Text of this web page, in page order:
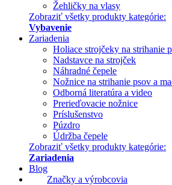
Žehličky na vlasy
Zobraziť všetky produkty kategórie:
Vybavenie
Zariadenia
Holiace strojčeky na strihanie
Nadstavce na strojček
Náhradné čepele
Nožnice na strihanie psov a
Odborná literatúra a video
Prerieďovacie nožnice
Príslušenstvo
Púzdro
Údržba čepele
Zobraziť všetky produkty kategórie:
Zariadenia
Blog
Značky a výrobcovia